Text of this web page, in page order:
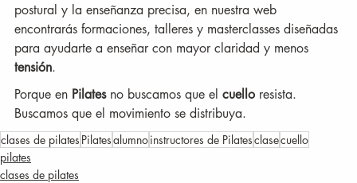
postural y la enseñanza precisa, en nuestra web
encontrarás formaciones, talleres y masterclasses diseñadas
para ayudarte a enseñar con mayor claridad y menos
tensión.
Porque en Pilates no buscamos que el cuello resista.
Buscamos que el movimiento se distribuya.
clases de pilates Pilatesalumnoinstructores de Pilatesclasecuello
pilates
clases de pilates